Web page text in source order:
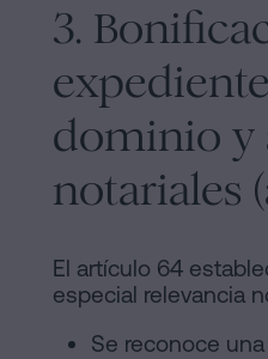
3.
dominio y
notariales
El artículo 64
especial relevancia
Se reconoce una